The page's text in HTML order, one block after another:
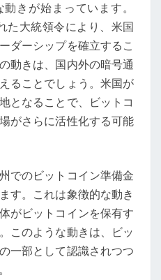
ビ
ッ
ト
コ
イ
ン
の
定
な
市
場
動
きが始まっています。
た大統領令により、米国
ダーシップを確立するこ
動きは、国内外の暗号通
ることでしょう。米国が
となることで、ビットコ
がさらに活性化する可能
でのビットコイン準備金
す。これは象徴的な動き
がビットコインを保有す
このような動きは、ビッ
一部として認識されつつ